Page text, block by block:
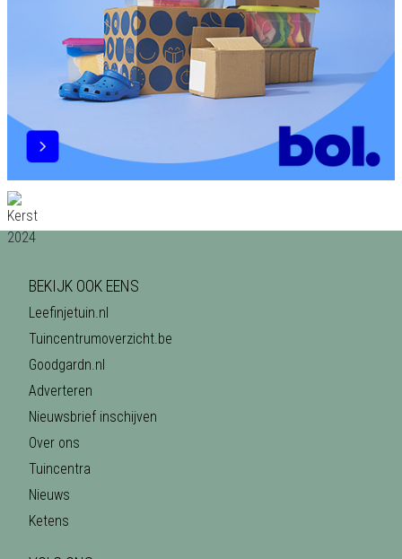
BEKIJK OOK EENS
Leefinjetuin.nl
Tuincentrumoverzicht.be
Goodgardn.nl
Adverteren
Nieuwsbrief inschijven
Over ons
Tuincentra
Nieuws
Ketens